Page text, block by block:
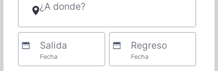
¿A donde?
Salida
Fecha
Regreso
Fecha